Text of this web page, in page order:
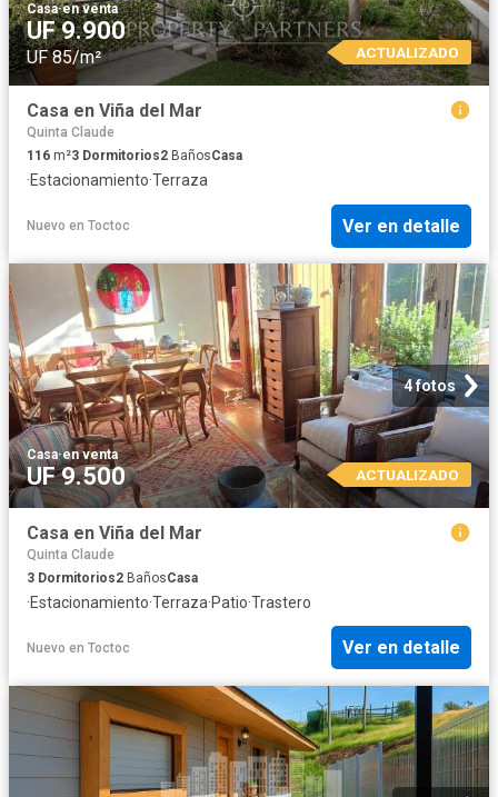
Casa·en venta
UF 9.900
UF 85/m² ACTUALIZADO
Casa en Viña del Mar
Quinta Claude
116 m²3 Dormitorios2 BañosCasa
·Estacionamiento·Terraza
Nuevo en Toctoc Ver en detalle
4 fotos
Casa·en venta
UF 9.500 ACTUALIZADO
Casa en Viña del Mar
Quinta Claude
3 Dormitorios2 BañosCasa
·Estacionamiento·Terraza·Patio·Trastero
Nuevo en Toctoc Ver en detalle